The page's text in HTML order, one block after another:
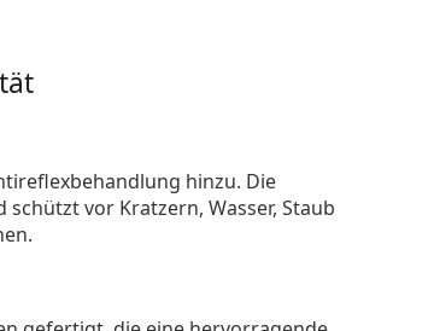
hinzu. Die
vor Kratzern, Wasser, Staub